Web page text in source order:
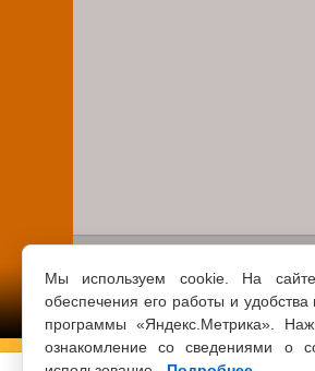
Мы используем cookie. На
обеспечения его работы и удобства
программы «Яндекс.Метрика».
ознакомление со сведениями о